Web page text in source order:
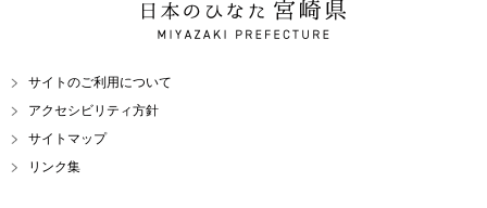
日本のひなた 宮崎県
MIYAZAKI PREFECTURE
サイトのご利用について
アクセシビリティ方針
サイトマップ
リンク集